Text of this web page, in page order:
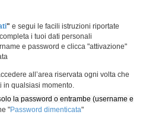
" e segui le facili istruzioni riportate
i tuoi dati personali
e password e clicca "attivazione"
all’area riservata ogni volta che
in qualsiasi momento.
olo la password o entrambe (username e
"Password dimenticata"